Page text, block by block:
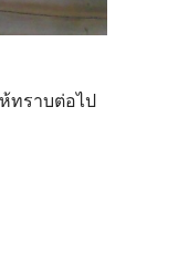
ทราบต่อไป